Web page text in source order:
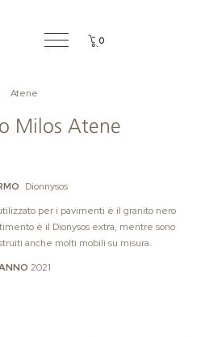
0
Atene
Milos Atene
Dionnysos
per i pavimenti è il granito nero
è il Dionysos extra, mentre sono
anche molti mobili su misura.
2021